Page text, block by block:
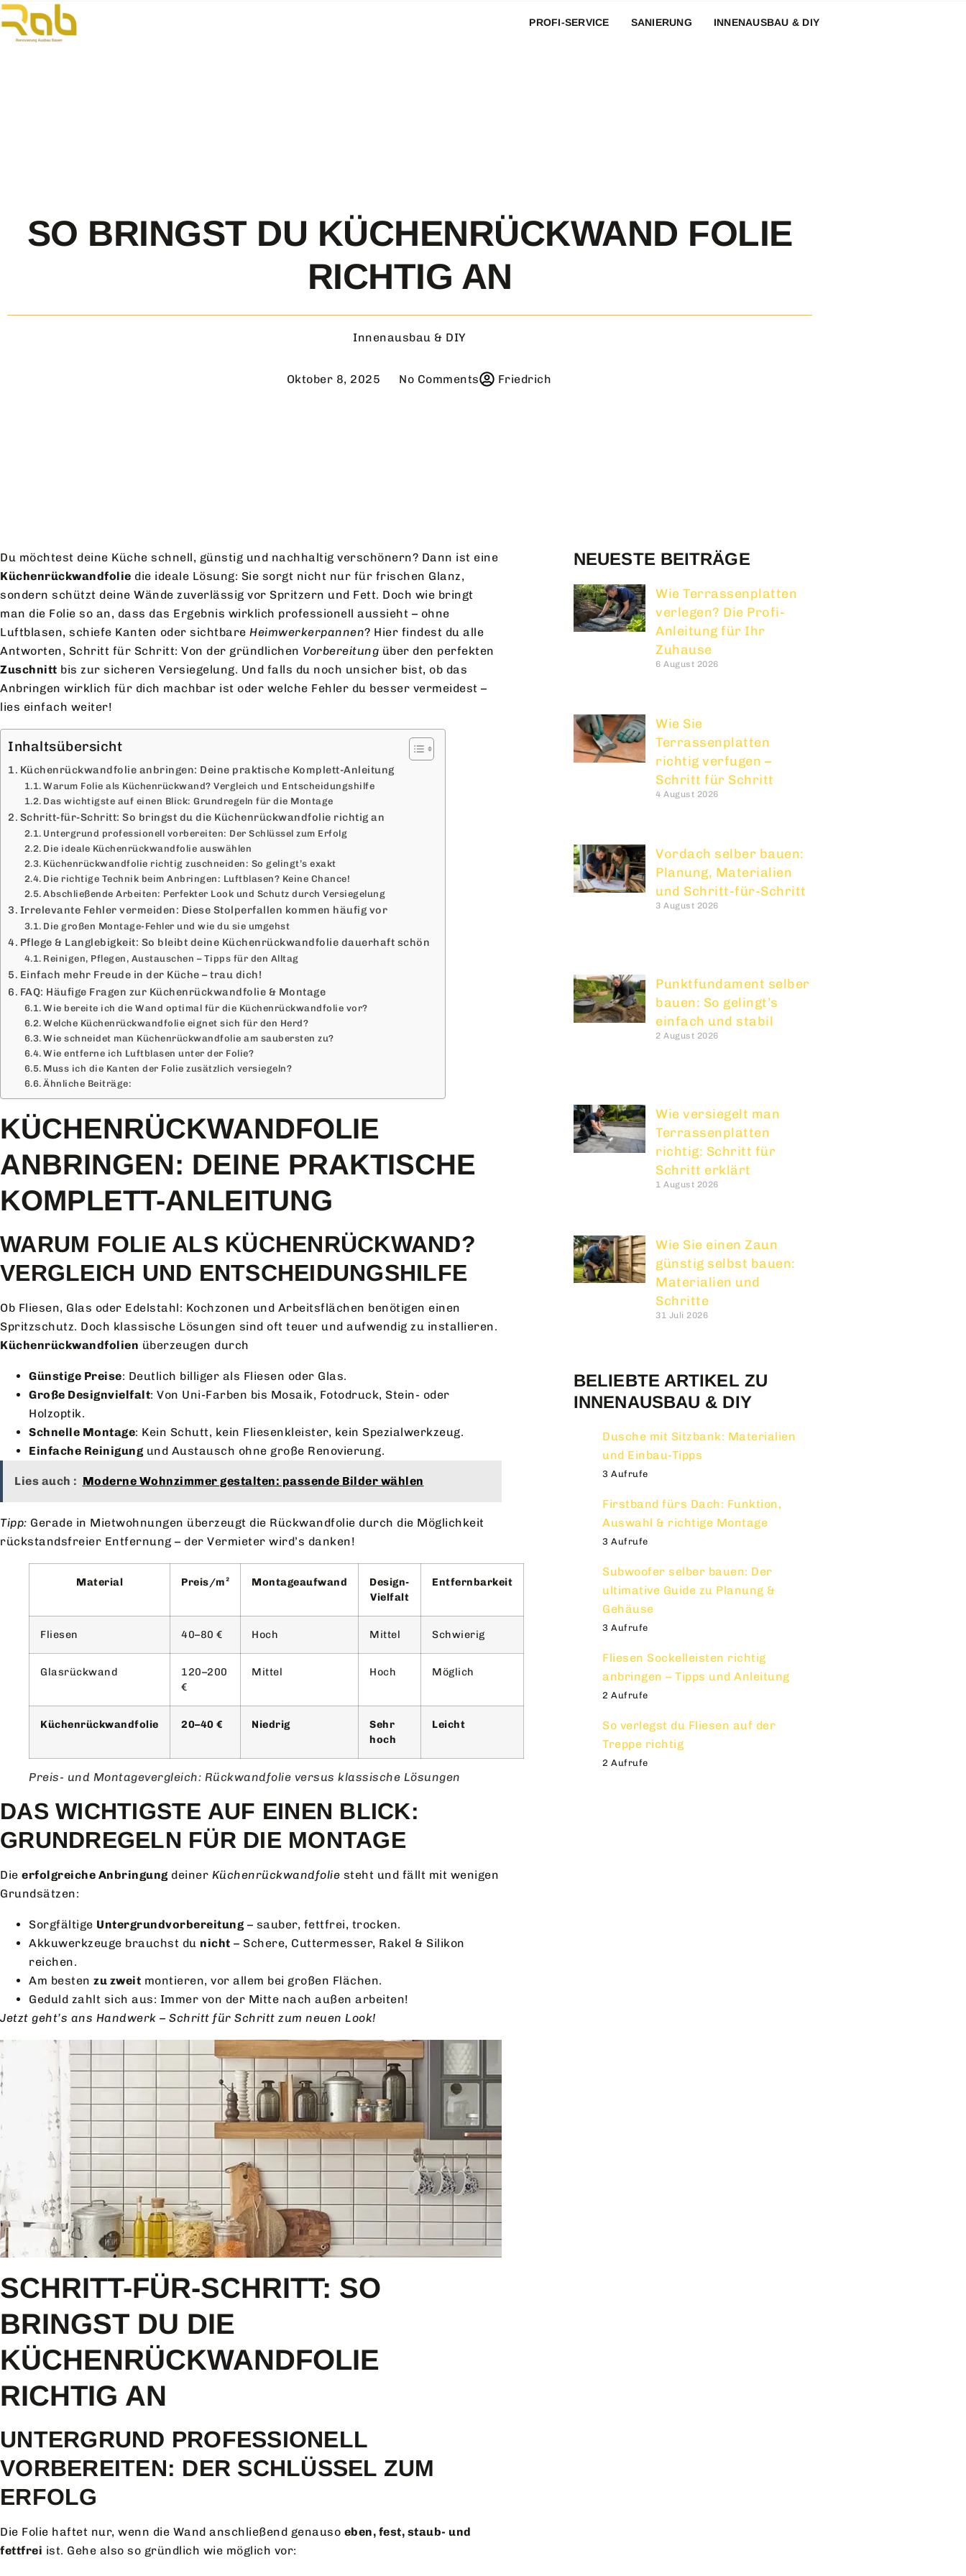
PROFI-SERVICE SANIERUNG INNENAUSBAU & DIY
SO BRINGST DU KÜCHENRÜCKWAND FOLIE
RICHTIG AN
Innenausbau & DIY
Oktober 8, 2025 No Comments Friedrich
Du möchtest deine Küche schnell, günstig und nachhaltig verschönern? Dann ist eine
Küchenrückwandfolie die ideale Lösung: Sie sorgt nicht nur für frischen Glanz,
sondern schützt deine Wände zuverlässig vor Spritzern und Fett. Doch wie bringt
man die Folie so an, dass das Ergebnis wirklich professionell aussieht – ohne
Luftblasen, schiefe Kanten oder sichtbare Heimwerkerpannen? Hier findest du alle
Antworten, Schritt für Schritt: Von der gründlichen Vorbereitung über den perfekten
Zuschnitt bis zur sicheren Versiegelung. Und falls du noch unsicher bist, ob das
Anbringen wirklich für dich machbar ist oder welche Fehler du besser vermeidest –
lies einfach weiter!
Inhaltsübersicht
Küchenrückwandfolie anbringen: Deine praktische Komplett-Anleitung
Warum Folie als Küchenrückwand? Vergleich und Entscheidungshilfe
Das wichtigste auf einen Blick: Grundregeln für die Montage
Schritt-für-Schritt: So bringst du die Küchenrückwandfolie richtig an
Untergrund professionell vorbereiten: Der Schlüssel zum Erfolg
Die ideale Küchenrückwandfolie auswählen
Küchenrückwandfolie richtig zuschneiden: So gelingt’s exakt
Die richtige Technik beim Anbringen: Luftblasen? Keine Chance!
Abschließende Arbeiten: Perfekter Look und Schutz durch Versiegelung
Irrelevante Fehler vermeiden: Diese Stolperfallen kommen häufig vor
Die großen Montage-Fehler und wie du sie umgehst
Pflege & Langlebigkeit: So bleibt deine Küchenrückwandfolie dauerhaft schön
Reinigen, Pflegen, Austauschen – Tipps für den Alltag
Einfach mehr Freude in der Küche – trau dich!
FAQ: Häufige Fragen zur Küchenrückwandfolie & Montage
Wie bereite ich die Wand optimal für die Küchenrückwandfolie vor?
Welche Küchenrückwandfolie eignet sich für den Herd?
Wie schneidet man Küchenrückwandfolie am saubersten zu?
Wie entferne ich Luftblasen unter der Folie?
Muss ich die Kanten der Folie zusätzlich versiegeln?
Ähnliche Beiträge:
KÜCHENRÜCKWANDFOLIE
ANBRINGEN: DEINE PRAKTISCHE
KOMPLETT-ANLEITUNG
WARUM FOLIE ALS KÜCHENRÜCKWAND?
VERGLEICH UND ENTSCHEIDUNGSHILFE
Ob Fliesen, Glas oder Edelstahl: Kochzonen und Arbeitsflächen benötigen einen
Spritzschutz. Doch klassische Lösungen sind oft teuer und aufwendig zu installieren.
Küchenrückwandfolien überzeugen durch
Günstige Preise: Deutlich billiger als Fliesen oder Glas.
Große Designvielfalt: Von Uni-Farben bis Mosaik, Fotodruck, Stein- oder
Holzoptik.
Schnelle Montage: Kein Schutt, kein Fliesenkleister, kein Spezialwerkzeug.
Einfache Reinigung und Austausch ohne große Renovierung.
Lies auch : Moderne Wohnzimmer gestalten: passende Bilder wählen
Tipp: Gerade in Mietwohnungen überzeugt die Rückwandfolie durch die Möglichkeit
rückstandsfreier Entfernung – der Vermieter wird’s danken!
Material Preis/m² Montageaufwand
Design-
Vielfalt
Entfernbarkeit
Fliesen 40–80 € Hoch Mittel Schwierig
Glasrückwand
120–200
€
Mittel Hoch Möglich
Küchenrückwandfolie 20–40 € Niedrig
Sehr
hoch
Leicht
Preis- und Montagevergleich: Rückwandfolie versus klassische Lösungen
DAS WICHTIGSTE AUF EINEN BLICK:
GRUNDREGELN FÜR DIE MONTAGE
Die erfolgreiche Anbringung deiner Küchenrückwandfolie steht und fällt mit wenigen
Grundsätzen:
Sorgfältige Untergrundvorbereitung – sauber, fettfrei, trocken.
Akkuwerkzeuge brauchst du nicht – Schere, Cuttermesser, Rakel & Silikon
reichen.
Am besten zu zweit montieren, vor allem bei großen Flächen.
Geduld zahlt sich aus: Immer von der Mitte nach außen arbeiten!
Jetzt geht’s ans Handwerk – Schritt für Schritt zum neuen Look!
SCHRITT-FÜR-SCHRITT: SO
BRINGST DU DIE
KÜCHENRÜCKWANDFOLIE
RICHTIG AN
UNTERGRUND PROFESSIONELL
VORBEREITEN: DER SCHLÜSSEL ZUM
ERFOLG
Die Folie haftet nur, wenn die Wand anschließend genauso eben, fest, staub- und
fettfrei ist. Gehe also so gründlich wie möglich vor:
NEUESTE BEITRÄGE
Wie Terrassenplatten
verlegen? Die Profi-
Anleitung für Ihr
Zuhause
6 August 2026
Wie Sie
Terrassenplatten
richtig verfugen –
Schritt für Schritt
4 August 2026
Vordach selber bauen:
Planung, Materialien
und Schritt-für-Schritt
3 August 2026
Punktfundament selber
bauen: So gelingt’s
einfach und stabil
2 August 2026
Wie versiegelt man
Terrassenplatten
richtig: Schritt für
Schritt erklärt
1 August 2026
Wie Sie einen Zaun
günstig selbst bauen:
Materialien und
Schritte
31 Juli 2026
BELIEBTE ARTIKEL ZU
INNENAUSBAU & DIY
Dusche mit Sitzbank: Materialien
und Einbau-Tipps
3 Aufrufe
Firstband fürs Dach: Funktion,
Auswahl & richtige Montage
3 Aufrufe
Subwoofer selber bauen: Der
ultimative Guide zu Planung &
Gehäuse
3 Aufrufe
Fliesen Sockelleisten richtig
anbringen – Tipps und Anleitung
2 Aufrufe
So verlegst du Fliesen auf der
Treppe richtig
2 Aufrufe